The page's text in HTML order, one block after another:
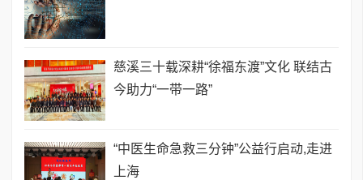
慈溪三十载深耕“徐福东渡”文化 联结古
今助力“一带一路”
“中医生命急救三分钟”公益行启动,走进
上海